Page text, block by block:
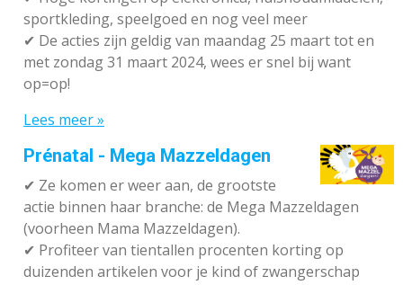
sportkleding, speelgoed en nog veel meer
✔ De acties zijn geldig van maandag 25 maart tot en
met zondag 31 maart 2024, wees er snel bij want
op=op!
Lees meer »
Prénatal - Mega Mazzeldagen
✔ Ze komen er weer aan, de grootste
actie binnen haar branche: de Mega Mazzeldagen
(voorheen Mama Mazzeldagen).
✔ Profiteer van tientallen procenten korting op
duizenden artikelen voor je kind of zwangerschap